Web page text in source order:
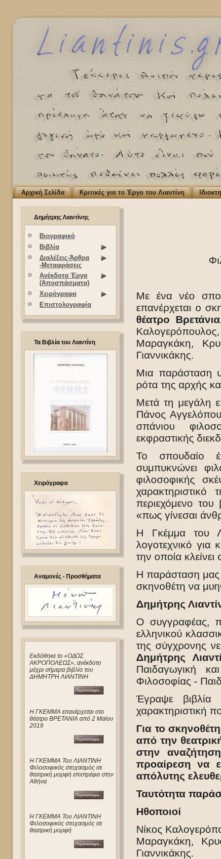
Αρχική Σελίδα Κριτικές για το Έργο του Λιαντίνη
Δημήτρης Λιαντίνης
Βιογραφικό
Βιβλία
Διαλέξεις-Άρθρα
-Μεταφράσεις
Ανέκδοτα Έργα
(Αποσπάσματα)
Χειρόγραφα
Επιστολογραφία
Τα Βιβλία του Λιαντίνη
Χειρόγραφα
Αναμονές - Προσθήματα
Eκδόθηκε το «ΟΔΟΣ
ΑΚΡΟΠΟΛΕΩΣ», ανέκδοτο
μέχρι σήμερα βιβλίο του
ΔΗΜΗΤΡΗ ΛΙΑΝΤΙΝΗ
Η ΓΚΕΜΜΑ επανέρχεται στο
θέατρο ΒΡΕΤΑΝΙΑ από 2 Μαίου
2019
Η ΓΚΕΜΜΑ Του ΛΙΑΝΤΙΝΗ
Φιλοσοφικός στοχασμός σε
θεατρική μορφή επιστρέφει στην
Αθήνα
Η ΓΚΕΜΜΑ Του ΛΙΑΝΤΙΝΗ
Φιλοσοφικός στοχασμός σε
θεατρική μορφή
Με ένα νέο
επανέρχεται ο
θέατρο
Μαραγκάκη,
Γιαννικάκης.
Μια παράσταση
ρότα της αρχής
Μετά τη μεγάλη
Πάνος
σπάνιου
εκφραστικής
Το σπουδαίο
συμπυκνώνει
φιλοσοφικής
περιεχόμενο του
«πως γίνεσαι
Η Γκέμμα του
λογοτεχνικό για
την οποία
Η παράσταση μας
σκηνοθέτη να
Δημήτρης
Ο συγγραφέας,
ελληνικού
της σύγχρονης
Δημήτρης
Παιδαγωγική
Φιλοσοφίας -
Έγραψε βιβλία
χαρακτηριστική
Για το
από την
στην
προαίρεση να
απόλυτης
Ταυτότητα
Ηθοποιοί
Νίκος
Μαραγκάκη,
Γιαννικάκης.